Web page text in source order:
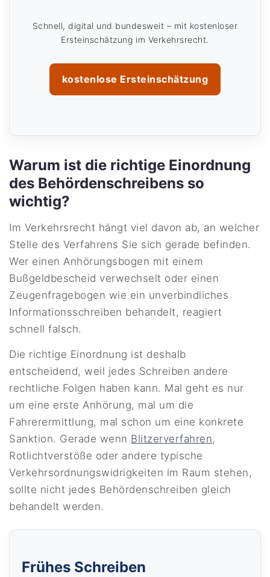
Schnell, digital und bundesweit – mit kostenloser
Ersteinschätzung im Verkehrsrecht.
kostenlose Ersteinschätzung
Warum ist die richtige Einordnung
des Behördenschreibens so
wichtig?
Im Verkehrsrecht hängt viel davon ab, an welcher
Stelle des Verfahrens Sie sich gerade befinden.
Wer einen Anhörungsbogen mit einem
Bußgeldbescheid verwechselt oder einen
Zeugenfragebogen wie ein unverbindliches
Informationsschreiben behandelt, reagiert
schnell falsch.
Die richtige Einordnung ist deshalb
entscheidend, weil jedes Schreiben andere
rechtliche Folgen haben kann. Mal geht es nur
um eine erste Anhörung, mal um die
Fahrerermittlung, mal schon um eine konkrete
Sanktion. Gerade wenn Blitzerverfahren,
Rotlichtverstöße oder andere typische
Verkehrsordnungswidrigkeiten im Raum stehen,
sollte nicht jedes Behördenschreiben gleich
behandelt werden.
Frühes Schreiben